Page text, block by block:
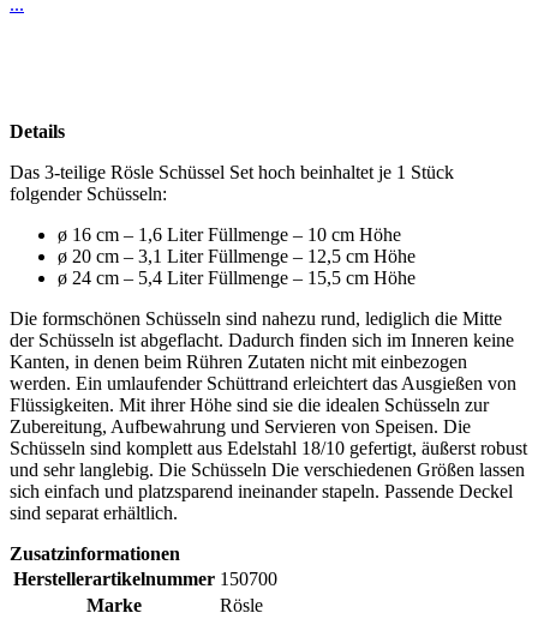
Details
Das 3-teilige Rösle Schüssel Set hoch beinhaltet je 1 Stück
folgender Schüsseln:
ø 16 cm – 1,6 Liter Füllmenge – 10 cm Höhe
ø 20 cm – 3,1 Liter Füllmenge – 12,5 cm Höhe
ø 24 cm – 5,4 Liter Füllmenge – 15,5 cm Höhe
Die formschönen Schüsseln sind nahezu rund, lediglich die Mitte
der Schüsseln ist abgeflacht. Dadurch finden sich im Inneren keine
Kanten, in denen beim Rühren Zutaten nicht mit einbezogen
werden. Ein umlaufender Schüttrand erleichtert das Ausgießen von
Flüssigkeiten. Mit ihrer Höhe sind sie die idealen Schüsseln zur
Zubereitung, Aufbewahrung und Servieren von Speisen. Die
Schüsseln sind komplett aus Edelstahl 18/10 gefertigt, äußerst robust
und sehr langlebig. Die Schüsseln Die verschiedenen Größen lassen
sich einfach und platzsparend ineinander stapeln. Passende Deckel
sind separat erhältlich.
Zusatzinformationen
Herstellerartikelnummer 150700
Marke
Rösle